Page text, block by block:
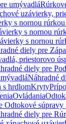
umývadlá
uzávierky,
s nornou
s nornou
s nornou
diely pre
priestorovo
diely pre
Náhradné
s hrdlomKryty
Ovládania
Odtokové súpravy
diely pre